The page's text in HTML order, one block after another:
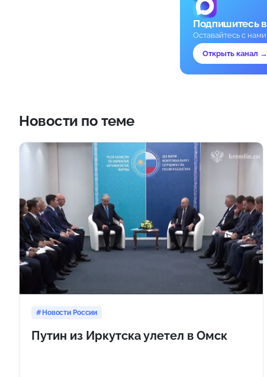
Подпишитесь
Оставайтесь с
Открыть канал →
Новости по теме
Новости России
Путин из Иркутска улетел в Омск